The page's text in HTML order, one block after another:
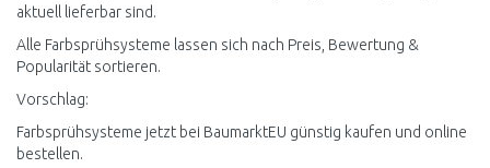
aktuell lieferbar sind.
Alle Farbsprühsysteme lassen sich nach Preis, Bewertung &
Popularität sortieren.
Vorschlag:
Farbsprühsysteme jetzt bei BaumarktEU günstig kaufen und online
bestellen.